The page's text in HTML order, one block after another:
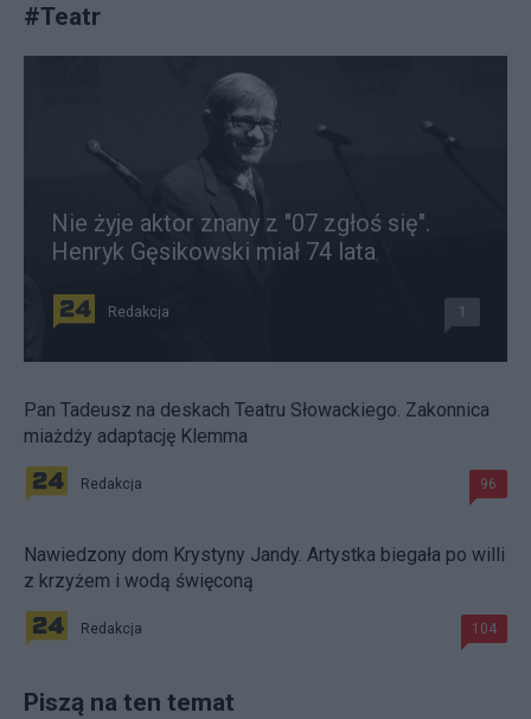
#Teatr
Nie żyje aktor znany z "07 zgłoś się".
Henryk Gęsikowski miał 74 lata
Redakcja 1
Pan Tadeusz na deskach Teatru Słowackiego. Zakonnica
miażdży adaptację Klemma
Redakcja 96
Nawiedzony dom Krystyny Jandy. Artystka biegała po willi
z krzyżem i wodą święconą
Redakcja 104
Piszą na ten temat